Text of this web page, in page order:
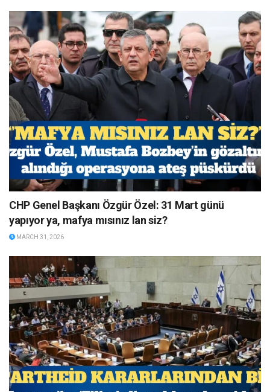
CHP Genel Başkanı Özgür Özel: 31 Mart günü
yapıyor ya, mafya mısınız lan siz?
MARCH 31, 2026